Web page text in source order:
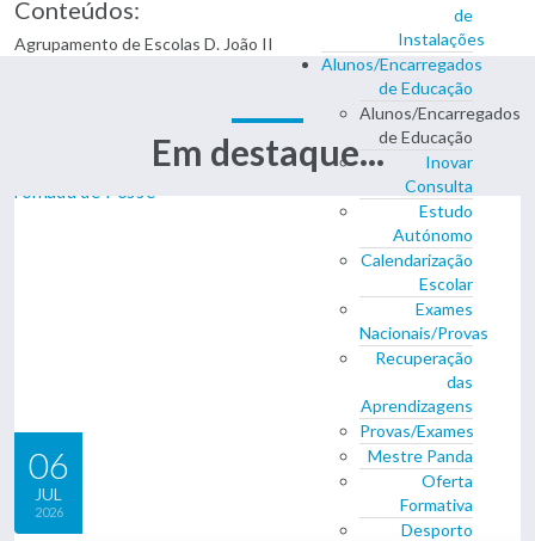
de
Instalações
Alunos/Encarregados
de Educação
Alunos/Encarregados
de Educação
Inovar
Consulta
Estudo
Autónomo
Calendarização
Escolar
Exames
Nacionais/Provas
Recuperação
das
Aprendizagens
Provas/Exames
Mestre Panda
Oferta
Formativa
Desporto
Conteúdos:
Agrupamento de Escolas D. João II
Em destaque...
06
JUL
2026